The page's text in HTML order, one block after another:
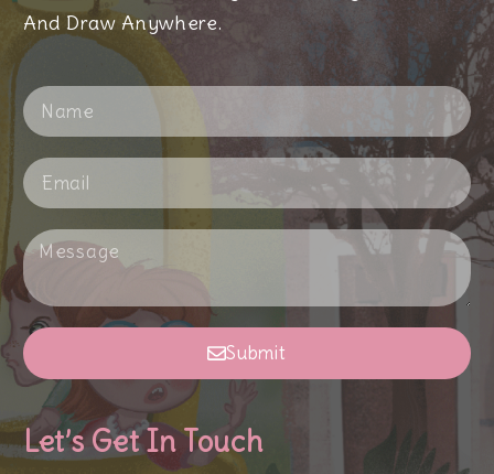
And Draw Anywhere.
Submit
Let’s Get In Touch